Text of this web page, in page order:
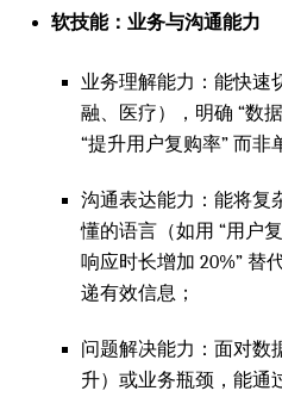
软技能：业务与沟通能力
业务理解能力：能快速
融、医疗），明确 “数
“提升用户复购率” 而非
沟通表达能力：能将复
懂的语言（如用 “用户
响应时长增加 20%” 替
递有效信息；
问题解决能力：面对数
升）或业务瓶颈，能通